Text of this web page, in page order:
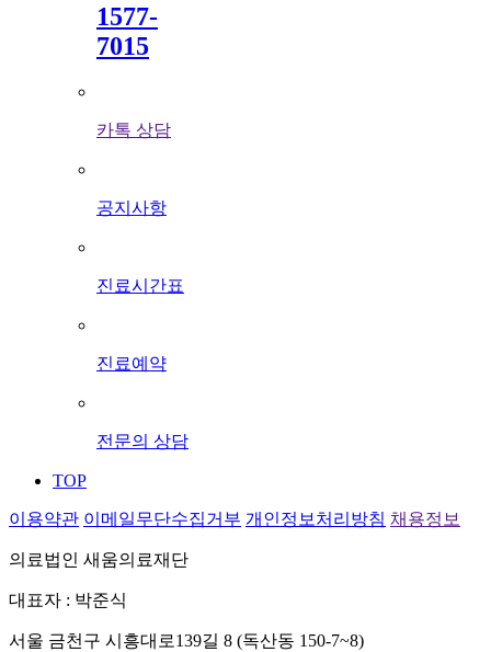
1577-
7015
카톡 상담
공지사항
진료시간표
진료예약
전문의 상담
TOP
이용약관 이메일무단수집거부 개인정보처리방침 채용정보
의료법인 새움의료재단
대표자 : 박준식
서울 금천구 시흥대로139길 8 (독산동 150-7~8)